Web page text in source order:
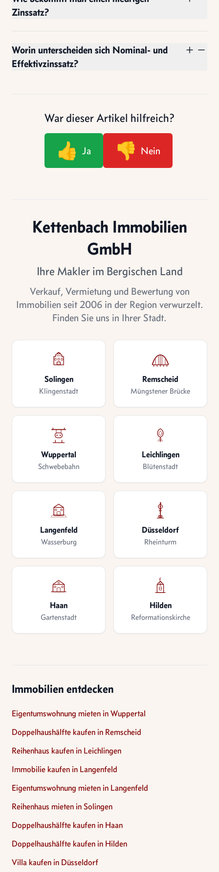
Zinssatz?
Worin unterscheiden sich Nominal- und
Effektivzinssatz?
War dieser Artikel hilfreich?
👍 Ja 👎 Nein
Kettenbach Immobilien
GmbH
Ihre Makler im Bergischen Land
Verkauf, Vermietung und Bewertung von
Immobilien seit 2006 in der Region verwurzelt.
Finden Sie uns in Ihrer Stadt.
Solingen
Klingenstadt
Remscheid
Müngstener Brücke
Wuppertal
Schwebebahn
Leichlingen
Blütenstadt
Langenfeld
Wasserburg
Düsseldorf
Rheinturm
Haan
Gartenstadt
Hilden
Reformationskirche
Immobilien entdecken
Eigentumswohnung mieten in Wuppertal
Doppelhaushälfte kaufen in Remscheid
Reihenhaus kaufen in Leichlingen
Immobilie kaufen in Langenfeld
Eigentumswohnung mieten in Langenfeld
Reihenhaus mieten in Solingen
Doppelhaushälfte kaufen in Haan
Doppelhaushälfte kaufen in Hilden
Villa kaufen in Düsseldorf